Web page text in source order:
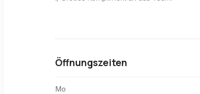
Öffnungszeiten
Mo